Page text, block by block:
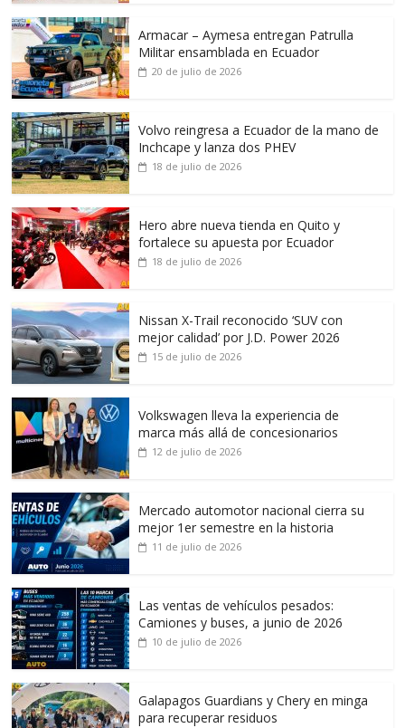
Armacar – Aymesa entregan Patrulla
Militar ensamblada en Ecuador
20 de julio de 2026
Volvo reingresa a Ecuador de la mano de
Inchcape y lanza dos PHEV
18 de julio de 2026
Hero abre nueva tienda en Quito y
fortalece su apuesta por Ecuador
18 de julio de 2026
Nissan X-Trail reconocido ‘SUV con
mejor calidad’ por J.D. Power 2026
15 de julio de 2026
Volkswagen lleva la experiencia de
marca más allá de concesionarios
12 de julio de 2026
Mercado automotor nacional cierra su
mejor 1er semestre en la historia
11 de julio de 2026
Las ventas de vehículos pesados:
Camiones y buses, a junio de 2026
10 de julio de 2026
Galapagos Guardians y Chery en minga
para recuperar residuos